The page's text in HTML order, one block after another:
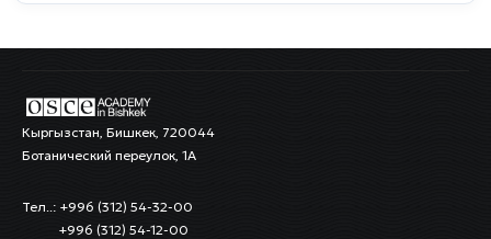
Кыргызстан, Бишкек, 720044
Ботанический переулок, 1А
Тел..: +996 (312) 54-32-00
+996 (312) 54-12-00